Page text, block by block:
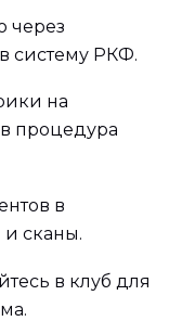
через
систему РКФ.
на
процедура
в
сканы.
в клуб для